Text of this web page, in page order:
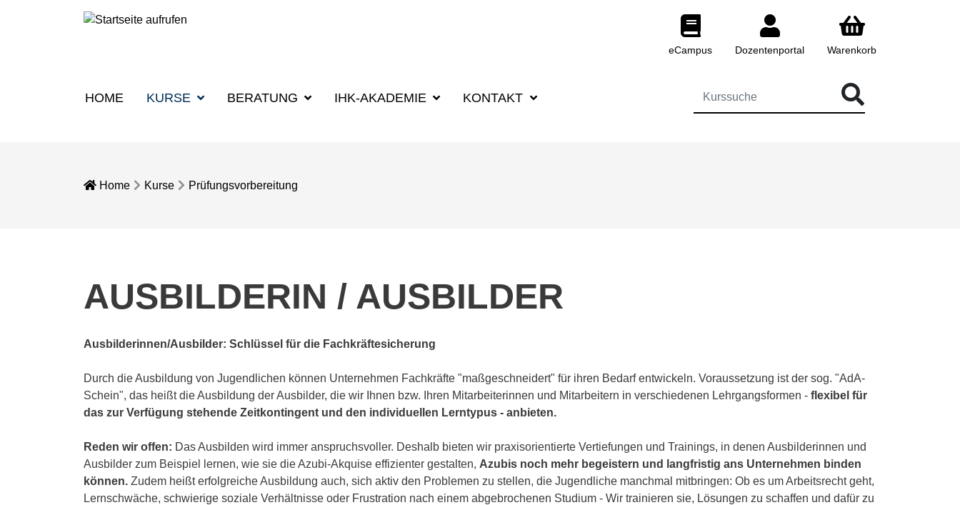
eCampus Dozentenportal Warenkorb
HOME KURSE BERATUNG IHK-AKADEMIE KONTAKT
Home Kurse Prüfungsvorbereitung
AUSBILDERIN / AUSBILDER
Ausbilderinnen/Ausbilder: Schlüssel für die Fachkräftesicherung
Durch die Ausbildung von Jugendlichen können Unternehmen Fachkräfte "maßgeschneidert" für ihren Bedarf entwickeln. Voraussetzung ist der sog. "AdA-
Schein", das heißt die Ausbildung der Ausbilder, die wir Ihnen bzw. Ihren Mitarbeiterinnen und Mitarbeitern in verschiedenen Lehrgangsformen - flexibel für
das zur Verfügung stehende Zeitkontingent und den individuellen Lerntypus - anbieten.
Reden wir offen: Das Ausbilden wird immer anspruchsvoller. Deshalb bieten wir praxisorientierte Vertiefungen und Trainings, in denen Ausbilderinnen und
Ausbilder zum Beispiel lernen, wie sie die Azubi-Akquise effizienter gestalten, Azubis noch mehr begeistern und langfristig ans Unternehmen binden
können. Zudem heißt erfolgreiche Ausbildung auch, sich aktiv den Problemen zu stellen, die Jugendliche manchmal mitbringen: Ob es um Arbeitsrecht geht,
Lernschwäche, schwierige soziale Verhältnisse oder Frustration nach einem abgebrochenen Studium - Wir trainieren sie, Lösungen zu schaffen und dafür zu